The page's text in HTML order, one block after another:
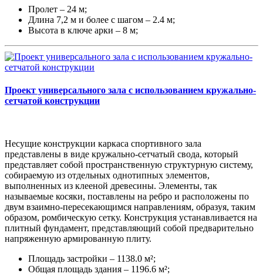
Пролет – 24 м;
Длина 7,2 м и более с шагом – 2.4 м;
Высота в ключе арки – 8 м;
Проект универсального зала с использованием кружально-
сетчатой конструкции
Несущие конструкции каркаса спортивного зала
представлены в виде кружально-сетчатый свода, который
представляет собой пространственную структурную систему,
собираемую из отдельных однотипных элементов,
выполненных из клееной древесины. Элементы, так
называемые косяки, поставлены на ребро и расположены по
двум взаимно-пересекающимся направлениям, образуя, таким
образом, ромбическую сетку. Конструкция устанавливается на
плитный фундамент, представляющий собой предварительно
напряженную армированную плиту.
Площадь застройки – 1138.0 м²;
Общая площадь здания – 1196.6 м²;